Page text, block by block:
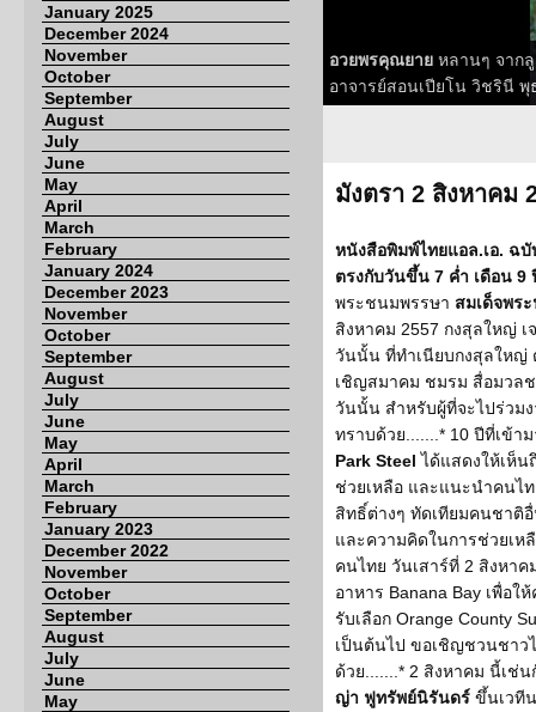
January 2025
December 2024
November
October
September
August
July
June
May
April
March
February
January 2024
December 2023
November
October
September
August
July
June
May
April
March
February
January 2023
December 2022
November
October
September
August
July
June
May
อวยพรคุณยาย หลานๆ จาก
อาจารย์สอนเปียโน วิชรินี พุ
มังตรา 2 สิงหาคม
หนังสือพิมพ์ไทยแอล.เอ. ฉ
ตรงกับวันขึ้น 7 ค่ำ เดือน 9
พระชนมพรรษา สมเด็จพร
สิงหาคม 2557 กงสุลใหญ่
วันนั้น ที่ทำเนียบกงสุลใหญ่
เชิญสมาคม ชมรม สื่อมวล
วันนั้น สำหรับผู้ที่จะไปร่วม
ทราบด้วย.......* 10 ปีที่เข้
Park Steel ได้แสดงให้เห็น
ช่วยเหลือ และแนะนำคนไ
สิทธิ์ต่างๆ ทัดเทียมคนชาติ
และความคิดในการช่วยเห
คนไทย วันเสาร์ที่ 2 สิงหา
อาหาร Banana Bay เพื่อใ
รับเลือก Orange County
เป็นต้นไป ขอเชิญชวนชาว
ด้วย.......* 2 สิงหาคม นี้เช่
ญ่า ฟูทรัพย์นิรันดร์ ขึ้นเวที